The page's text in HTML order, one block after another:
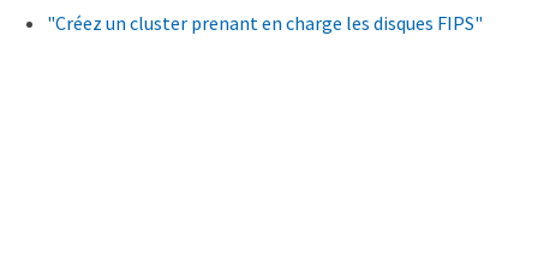
"Créez un cluster prenant en charge les disques FIPS"